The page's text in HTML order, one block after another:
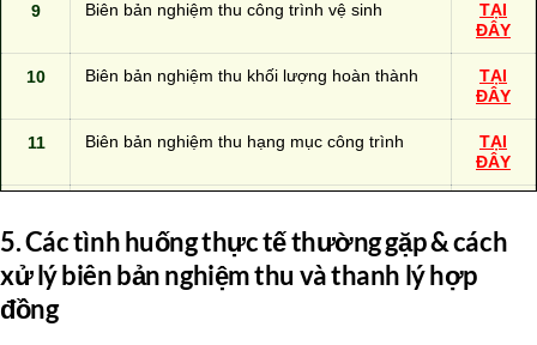
9 Biên bản nghiệm thu công trình vệ sinh
TẠI
ĐÂY
10 Biên bản nghiệm thu khối lượng hoàn thành
TẠI
ĐÂY
11 Biên bản nghiệm thu hạng mục công trình
TẠI
ĐÂY
ĐÂY
13 Biên bản thanh lý hợp đồng thông dụng
5. Các tình huống thực tế thường gặp & cách
xử lý biên bản nghiệm thu và thanh lý hợp
đồng